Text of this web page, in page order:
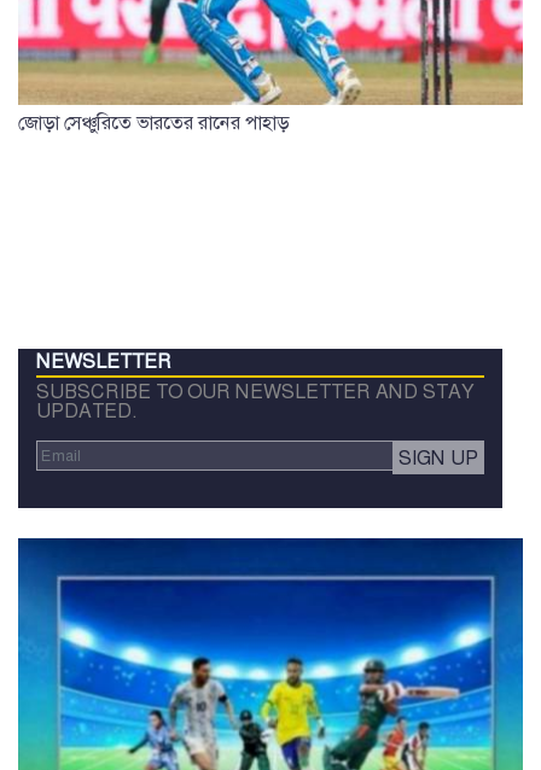
জোড়া সেঞ্চুরিতে ভারতের রানের পাহাড়
NEWSLETTER
SUBSCRIBE TO OUR NEWSLETTER AND STAY
UPDATED.